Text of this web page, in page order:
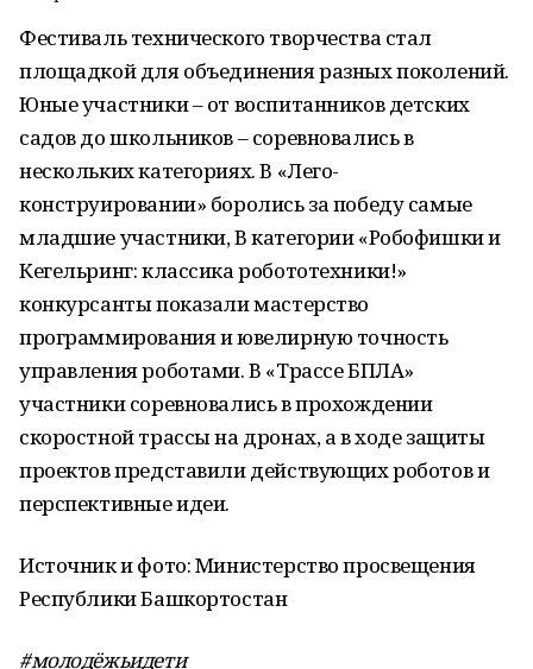
Фестиваль технического творчества стал
площадкой для объединения разных поколений.
Юные участники – от воспитанников детских
садов до школьников – соревновались в
нескольких категориях. В «Лего-
конструировании» боролись за победу самые
младшие участники, В категории «Робофишки и
Кегельринг: классика робототехники!»
конкурсанты показали мастерство
программирования и ювелирную точность
управления роботами. В «Трассе БПЛА»
участники соревновались в прохождении
скоростной трассы на дронах, а в ходе защиты
проектов представили действующих роботов и
перспективные идеи.
Источник и фото: Министерство просвещения
Республики Башкортостан
#молодёжьидети